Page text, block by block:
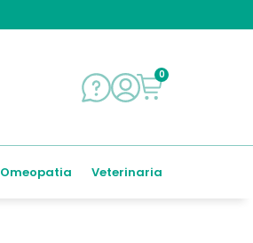
0
Omeopatia Veterinaria